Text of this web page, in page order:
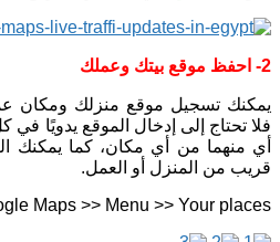
2- احفظ موقع بيتك وعملك
يمكنك تسجيل موقع منزلك ومكان
فلا تحتاج إلى إدخال الموقع يدويًا
أي منهما من أي مكان، كما
قريب من المنزل أو العمل.
Maps >> Menu >> Your places